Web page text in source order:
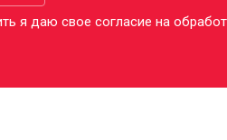
я даю свое согласие на